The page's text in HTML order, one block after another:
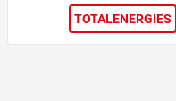
TOTALENERGIES